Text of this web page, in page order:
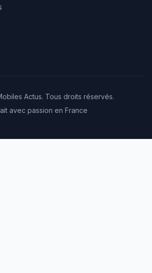
Actus. Tous droits réservés.
avec passion en France